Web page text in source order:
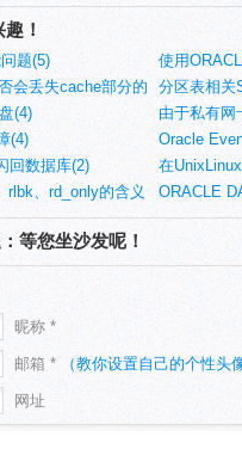
！
题(5)
使用
会丢失cache部分的
分区表相关
(4)
由于私有网
痪(4)
(4)
Oracle
回数据库(2)
在
IMPDP的
rlbk、rd_only的含义
ORACLE
理(2)
等您坐沙发呢！
昵称 *
邮箱 * （教你设置自己的个性头
网址